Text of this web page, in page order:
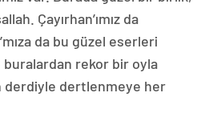
Çayırhan’ımız da
da bu güzel eserleri
buralardan rekor bir oyla
derdiyle dertlenmeye her